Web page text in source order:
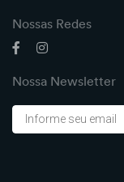
Nossas Redes
Nossa Newsletter